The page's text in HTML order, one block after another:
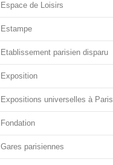
Espace de Loisirs
Estampe
Etablissement parisien disparu
Exposition
Expositions universelles à Paris
Fondation
Gares parisiennes